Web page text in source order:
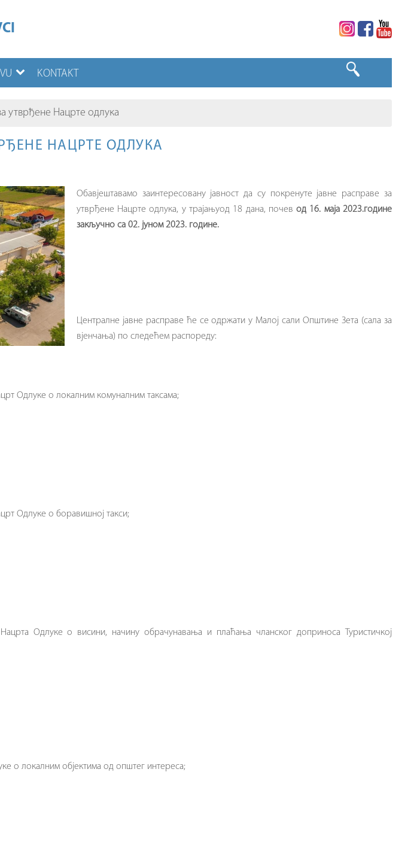
KONTAKT
утврђене Нацрте одлука
НАЦРТЕ ОДЛУКА
Обавјештавамо заинтересовану јавност да су покренуте јавне расправе за
утврђене Нацрте одлука, у трајањуод 18 дана, почевод­­­ 16. маја 2023.године
закључно са 02. јуном 2023. године.
Централне јавне расправе ће се одржати у Малој сали Општине Зета (сала за
вјенчања) по следећем распореду:
Одлуке о локалним комуналним таксама;
Одлуке о боравишној такси;
Одлуке о висини, начину обрачунавања и плаћања чланског доприноса Туристичкој
о локалним објектима од општег интереса;